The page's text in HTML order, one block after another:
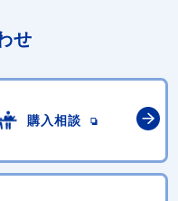
せ
購入相談